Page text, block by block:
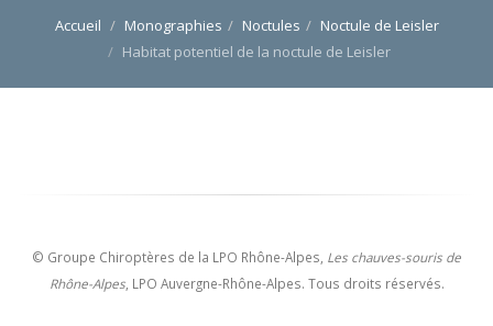
Accueil Monographies Noctules
Noctule de Leisler
Habitat potentiel de la noctule de Leisler
© Groupe Chiroptères de la LPO Rhône-Alpes, Les chauves-souris de
Rhône-Alpes, LPO Auvergne-Rhône-Alpes. Tous droits réservés.